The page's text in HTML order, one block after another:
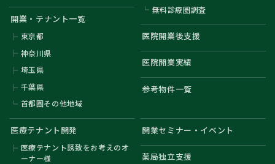
開業・テナント一覧
東京都
神奈川県
埼玉県
千葉県
首都圏その他地域
無料診療圏調査
医院開業後支援
医院開業実績
参考物件一覧
医療テナント開発
医療テナント誘致をお考えのオ
ーナー様
開業セミナー・イベント
薬局独立支援